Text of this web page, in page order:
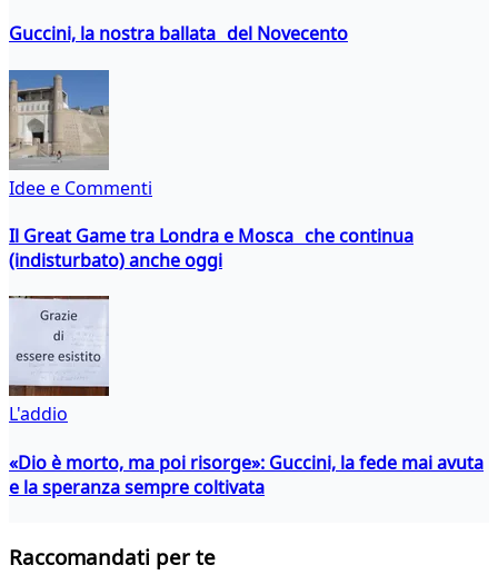
Guccini, la nostra ballata del Novecento
Idee e Commenti
Il Great Game tra Londra e Mosca che continua
(indisturbato) anche oggi
L'addio
«Dio è morto, ma poi risorge»: Guccini, la fede mai avuta
e la speranza sempre coltivata
Raccomandati per te